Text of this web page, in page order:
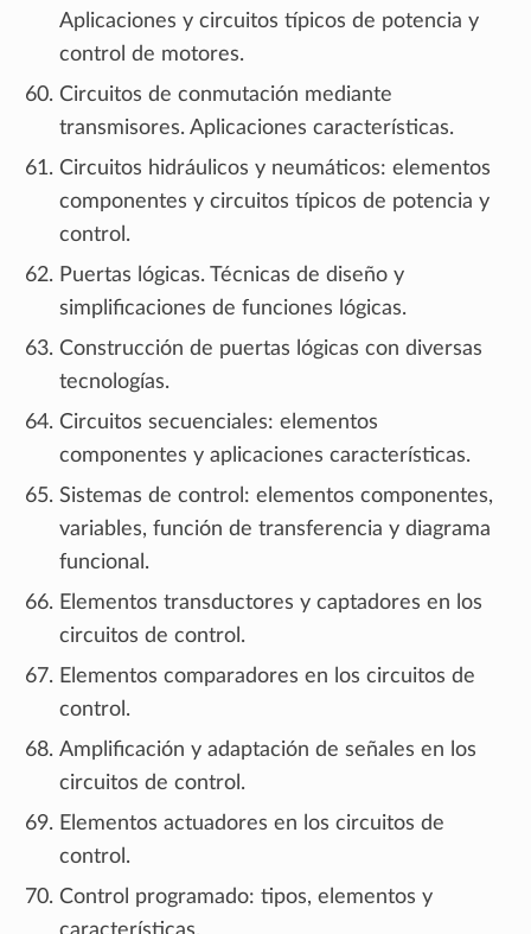
Aplicaciones y circuitos típicos de potencia y
control de motores.
Circuitos de conmutación mediante
transmisores. Aplicaciones características.
Circuitos hidráulicos y neumáticos: elementos
componentes y circuitos típicos de potencia y
control.
Puertas lógicas. Técnicas de diseño y
simplificaciones de funciones lógicas.
Construcción de puertas lógicas con diversas
tecnologías.
Circuitos secuenciales: elementos
componentes y aplicaciones características.
Sistemas de control: elementos componentes,
variables, función de transferencia y diagrama
funcional.
Elementos transductores y captadores en los
circuitos de control.
Elementos comparadores en los circuitos de
control.
Amplificación y adaptación de señales en los
circuitos de control.
Elementos actuadores en los circuitos de
control.
Control programado: tipos, elementos y